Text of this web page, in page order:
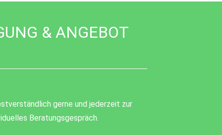
& ANGEBOT
gerne und jederzeit zur
Beratungsgespräch.